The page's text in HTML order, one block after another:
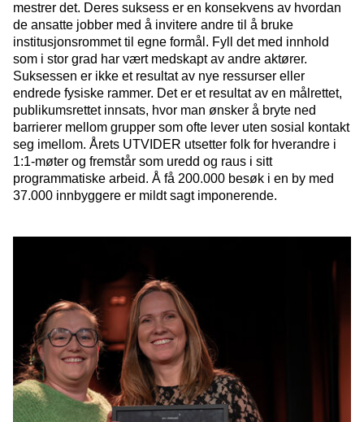
mestrer det. Deres suksess er en konsekvens av hvordan
de ansatte jobber med å invitere andre til å bruke
institusjonsrommet til egne formål. Fyll det med innhold
som i stor grad har vært medskapt av andre aktører.
Suksessen er ikke et resultat av nye ressurser eller
endrede fysiske rammer. Det er et resultat av en målrettet,
publikumsrettet innsats, hvor man ønsker å bryte ned
barrierer mellom grupper som ofte lever uten sosial kontakt
seg imellom. Årets UTVIDER utsetter folk for hverandre i
1:1-møter og fremstår som uredd og raus i sitt
programmatiske arbeid. Å få 200.000 besøk i en by med
37.000 innbyggere er mildt sagt imponerende.